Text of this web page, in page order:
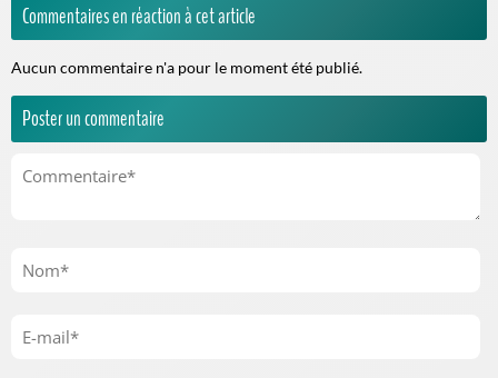
Commentaires en réaction à cet article
Aucun commentaire n'a pour le moment été publié.
Poster un commentaire